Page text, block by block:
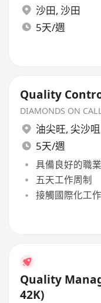
沙田, 沙田
5天/週
Quality
DIAMONDS ON
油尖旺, 尖沙咀
5天/週
具備良好的職
五天工作周制
接觸國際化工
Quality
42K)